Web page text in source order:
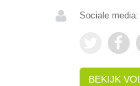
Sociale media:
BEKIJK